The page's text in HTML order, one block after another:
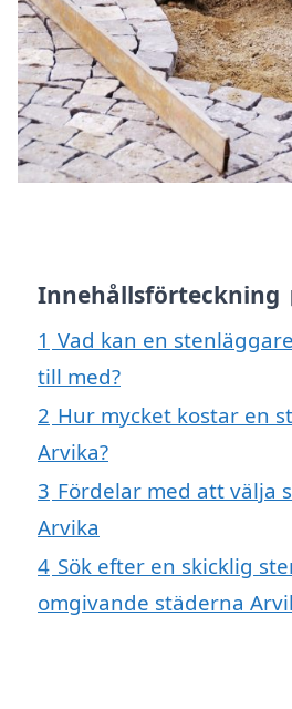
Innehållsförteckning
1 Vad kan en
till med?
2 Hur mycket kostar en
Arvika?
3 Fördelar med att välja
Arvika
4 Sök efter en skicklig
omgivande städerna